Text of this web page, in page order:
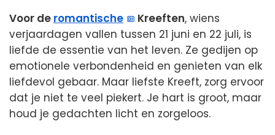
Voor de romantische Kreeften, wiens
verjaardagen vallen tussen 21 juni en 22 juli, is
liefde de essentie van het leven. Ze gedijen op
emotionele verbondenheid en genieten van elk
liefdevol gebaar. Maar liefste Kreeft, zorg ervoor
dat je niet te veel piekert. Je hart is groot, maar
houd je gedachten licht en zorgeloos.